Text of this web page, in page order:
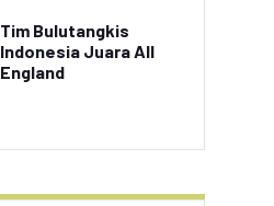
Tim Bulutangkis
Indonesia Juara All
England